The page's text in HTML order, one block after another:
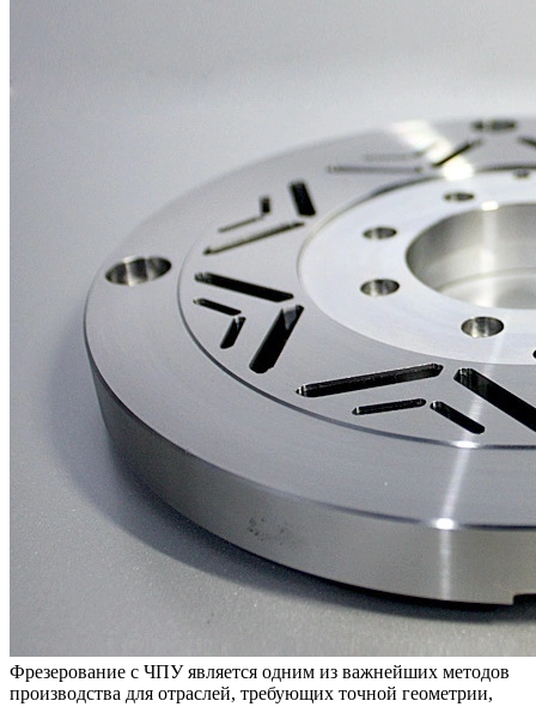
Фрезерование с ЧПУявляется одним из важнейших методов
производства для отраслей, требующих точной геометрии,